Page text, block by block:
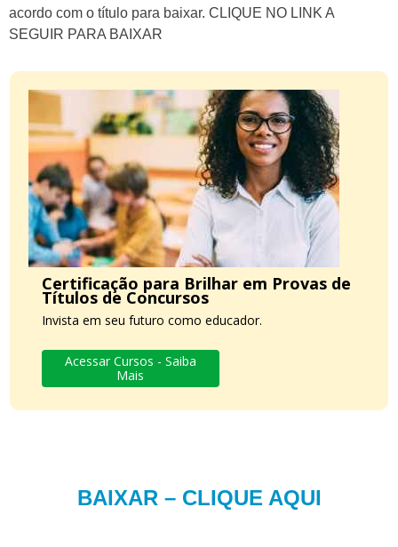
acordo com o título para baixar. CLIQUE NO LINK A
SEGUIR PARA BAIXAR
Certificação para Brilhar em Provas de
Títulos de Concursos
Invista em seu futuro como educador.
Acessar Cursos - Saiba
Mais
BAIXAR – CLIQUE AQUI